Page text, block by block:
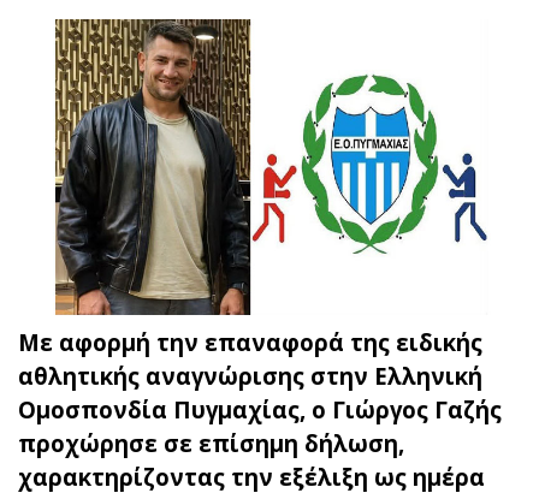
Με αφορμή την επαναφορά της ειδικής
αθλητικής αναγνώρισης στην Ελληνική
Ομοσπονδία Πυγμαχίας, ο Γιώργος Γαζής
προχώρησε σε επίσημη δήλωση,
χαρακτηρίζοντας την εξέλιξη ως ημέρα